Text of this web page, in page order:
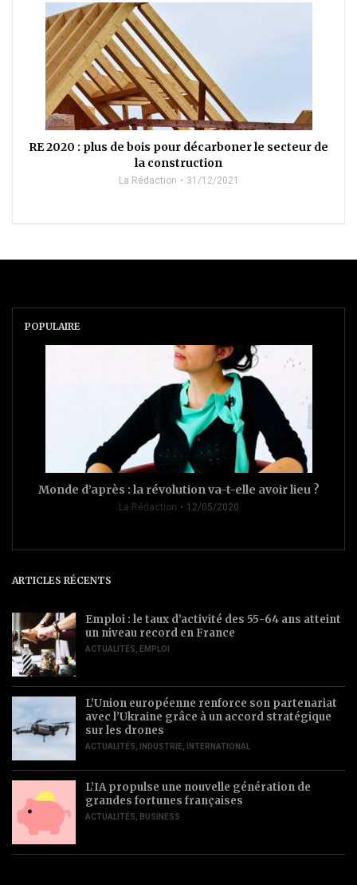
RE 2020 : plus de bois pour décarboner le secteur de
la construction
La Rédaction 31/12/2021
POPULAIRE
Monde d’après : la révolution va-t-elle avoir lieu ?
La Rédaction 12/05/2020
ARTICLES RÉCENTS
Emploi : le taux d’activité des 55-64 ans atteint
un niveau record en France
ACTUALITÉS, EMPLOI
L’Union européenne renforce son partenariat
avec l’Ukraine grâce à un accord stratégique
sur les drones
ACTUALITÉS, INDUSTRIE, INTERNATIONAL
L’IA propulse une nouvelle génération de
grandes fortunes françaises
ACTUALITÉS, BUSINESS